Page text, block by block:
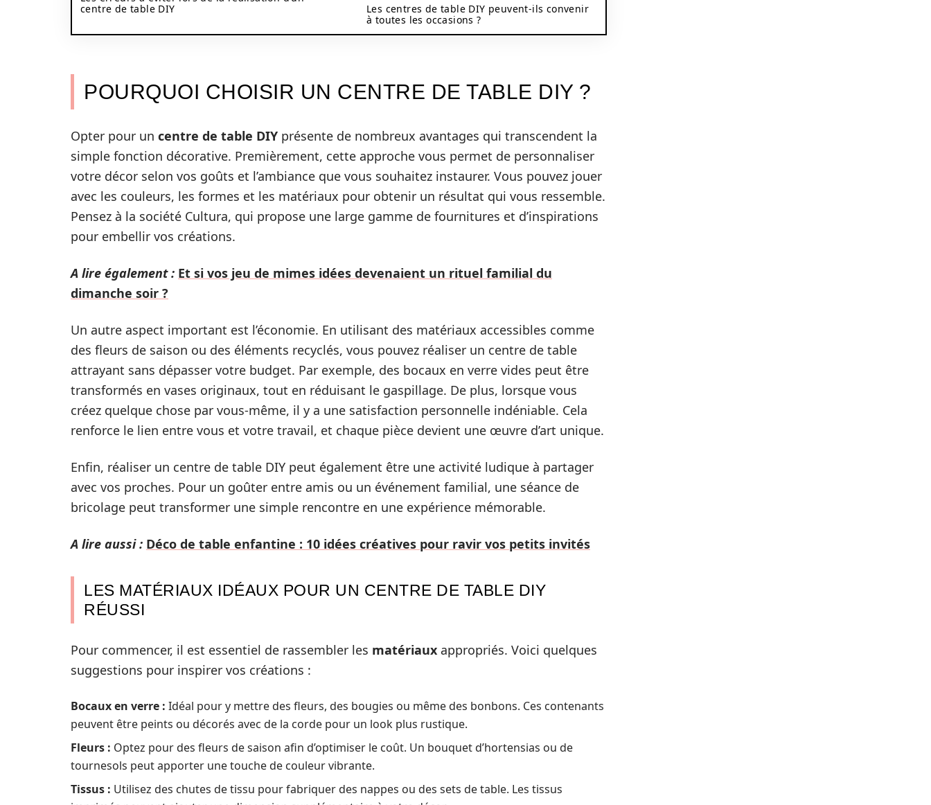
centre de table DIY
Les centres de table DIY peuvent-ils convenir
à toutes les occasions ?
POURQUOI CHOISIR UN CENTRE DE TABLE DIY ?
Opter pour un centre de table DIY présente de nombreux avantages qui transcendent la
simple fonction décorative. Premièrement, cette approche vous permet de personnaliser
votre décor selon vos goûts et l’ambiance que vous souhaitez instaurer. Vous pouvez jouer
avec les couleurs, les formes et les matériaux pour obtenir un résultat qui vous ressemble.
Pensez à la société Cultura, qui propose une large gamme de fournitures et d’inspirations
pour embellir vos créations.
A lire également : Et si vos jeu de mimes idées devenaient un rituel familial du
dimanche soir ?
Un autre aspect important est l’économie. En utilisant des matériaux accessibles comme
des fleurs de saison ou des éléments recyclés, vous pouvez réaliser un centre de table
attrayant sans dépasser votre budget. Par exemple, des bocaux en verre vides peut être
transformés en vases originaux, tout en réduisant le gaspillage. De plus, lorsque vous
créez quelque chose par vous-même, il y a une satisfaction personnelle indéniable. Cela
renforce le lien entre vous et votre travail, et chaque pièce devient une œuvre d’art unique.
Enfin, réaliser un centre de table DIY peut également être une activité ludique à partager
avec vos proches. Pour un goûter entre amis ou un événement familial, une séance de
bricolage peut transformer une simple rencontre en une expérience mémorable.
A lire aussi : Déco de table enfantine : 10 idées créatives pour ravir vos petits invités
LES MATÉRIAUX IDÉAUX POUR UN CENTRE DE TABLE DIY
RÉUSSI
Pour commencer, il est essentiel de rassembler les matériaux appropriés. Voici quelques
suggestions pour inspirer vos créations :
Bocaux en verre : Idéal pour y mettre des fleurs, des bougies ou même des bonbons. Ces contenants
peuvent être peints ou décorés avec de la corde pour un look plus rustique.
Fleurs : Optez pour des fleurs de saison afin d’optimiser le coût. Un bouquet d’hortensias ou de
tournesols peut apporter une touche de couleur vibrante.
Tissus : Utilisez des chutes de tissu pour fabriquer des nappes ou des sets de table. Les tissus